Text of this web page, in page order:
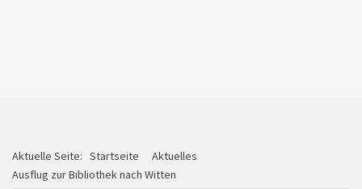
Aktuelle Seite: Startseite
Aktuelles
Ausflug zur Bibliothek nach Witten